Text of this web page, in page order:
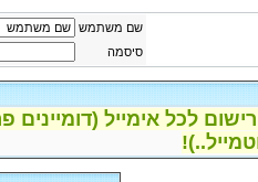
שם משתמש
סיסמה
לכל אימייל (דומיינים